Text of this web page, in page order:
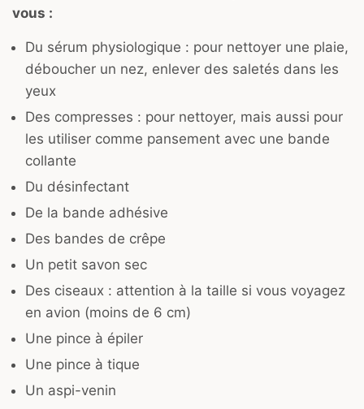
vous :
Du sérum physiologique : pour nettoyer une plaie,
déboucher un nez, enlever des saletés dans les
yeux
Des compresses : pour nettoyer, mais aussi pour
les utiliser comme pansement avec une bande
collante
Du désinfectant
De la bande adhésive
Des bandes de crêpe
Un petit savon sec
Des ciseaux : attention à la taille si vous voyagez
en avion (moins de 6 cm)
Une pince à épiler
Une pince à tique
Un aspi-venin